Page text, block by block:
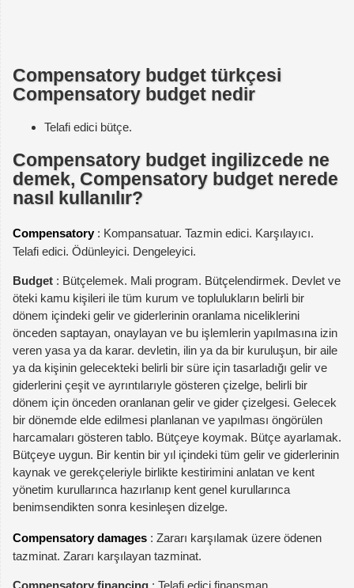
Compensatory budget türkçesi
Compensatory budget nedir
Telafi edici bütçe.
Compensatory budget ingilizcede ne
demek, Compensatory budget nerede
nasıl kullanılır?
Compensatory : Kompansatuar. Tazmin edici. Karşılayıcı.
Telafi edici. Ödünleyici. Dengeleyici.
Budget : Bütçelemek. Mali program. Bütçelendirmek. Devlet ve
öteki kamu kişileri ile tüm kurum ve toplulukların belirli bir
dönem içindeki gelir ve giderlerinin oranlama niceliklerini
önceden saptayan, onaylayan ve bu işlemlerin yapılmasına izin
veren yasa ya da karar. devletin, ilin ya da bir kuruluşun, bir aile
ya da kişinin gelecekteki belirli bir süre için tasarladığı gelir ve
giderlerini çeşit ve ayrıntılarıyle gösteren çizelge, belirli bir
dönem için önceden oranlanan gelir ve gider çizelgesi. Gelecek
bir dönemde elde edilmesi planlanan ve yapılması öngörülen
harcamaları gösteren tablo. Bütçeye koymak. Bütçe ayarlamak.
Bütçeye uygun. Bir kentin bir yıl içindeki tüm gelir ve giderlerinin
kaynak ve gerekçeleriyle birlikte kestirimini anlatan ve kent
yönetim kurullarınca hazırlanıp kent genel kurullarınca
benimsendikten sonra kesinleşen dizelge.
Compensatory damages : Zararı karşılamak üzere ödenen
tazminat. Zararı karşılayan tazminat.
Compensatory financing : Telafi edici finansman.